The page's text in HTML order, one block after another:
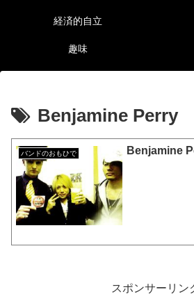
経済的自立
趣味
Benjamine Perry
バンドのおもひで Benjamine
スポンサーリン